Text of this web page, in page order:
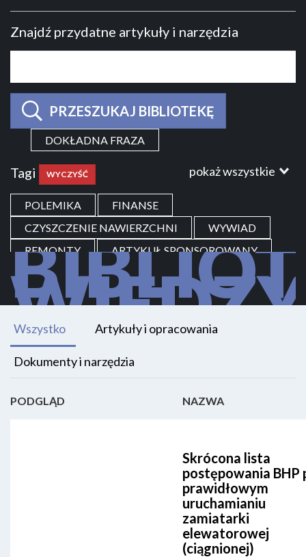
Znajdź przydatne artykuły i narzędzia
PRZESZUKAJ BIBLIOTEKĘ
DOKŁADNA FRAZA
pokaż wszystkie
Tagi WYCZYŚĆ
POLEMIKA
FINANSE
CZYSZCZENIE NAWIERZCHNI
WYWIAD
REMONTY
ARTYKUŁ SPONSOROWANY
ZAMÓWIENIA PUBLICZNE
KOMENTARZ PRAWNIKA
OZNAKOWANIE
NAWIERZCHNIE ASFALTOWE
UTRZYMANIE POBOCZY
INFRASTRUKTURA ROWEROWA
Wszystko Artykuły i opracowania
Dokumenty i narzędzia
PODGLĄD NAZWA
Skrócona lista
postępowania BHP
prawidłowym
uruchamianiu
zamiatarki
elewatorowej
(ciągnionej)